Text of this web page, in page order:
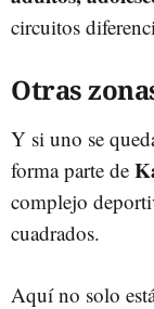
circuitos
Otras
Y si uno se
forma parte de
complejo
cuadrados.
Aquí no solo